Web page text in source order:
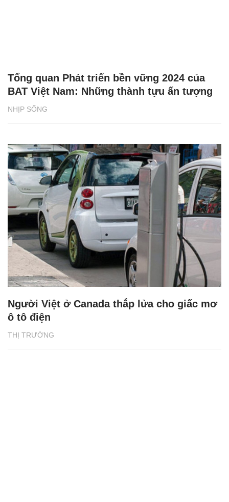
NHỊP SỐNG
Tổng quan Phát triển bền vững 2024 của
BAT Việt Nam: Những thành tựu ấn tượng
THỊ TRƯỜNG
Người Việt ở Canada thắp lửa cho giấc mơ
ô tô điện